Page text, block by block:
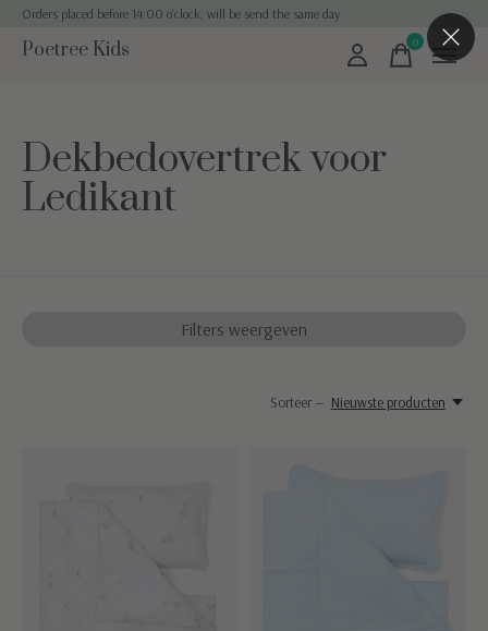
Orders placed before 14:00 o'clock, will be send the same day
Poetree Kids 0items
Dekbedovertrek voor
Ledikant
Filters weergeven
Sorteer — Nieuwste producten